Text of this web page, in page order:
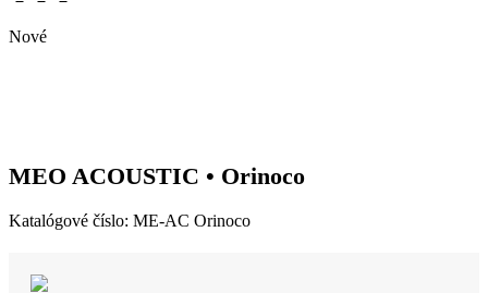
Nové
MEO ACOUSTIC • Orinoco
Katalógové číslo: ME-AC Orinoco